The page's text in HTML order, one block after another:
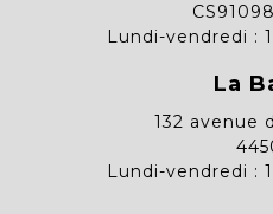
Lundi-vendredi :
La
132 avenue
Lundi-vendredi :